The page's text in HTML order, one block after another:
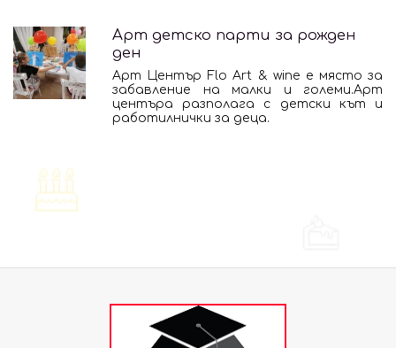
Арт детско парти за рожден
ден
Арт Център Flo Art & wine е място за
забавление на малки и големи.Арт
центъра разполага с детски кът и
работилнички за деца.